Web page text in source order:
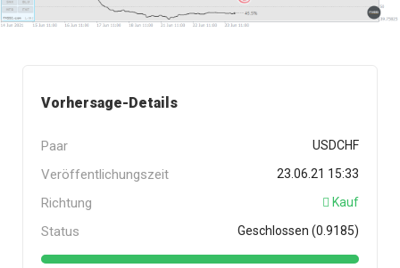
Vorhersage-Details
Paar USDCHF
Veröffentlichungszeit 23.06.21 15:33
Richtung Kauf
Status Geschlossen (0.9185)